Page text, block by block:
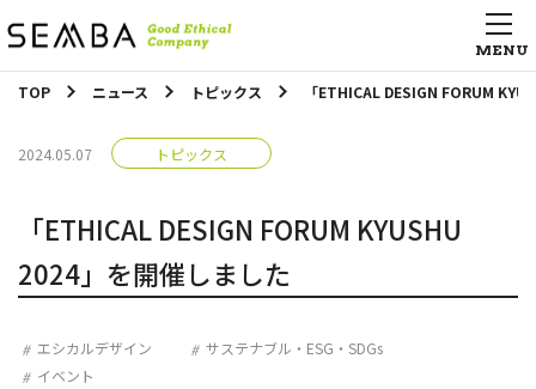
TOP ニュース トピックス 「ETHICAL DESIGN FORUM
2024.05.07 トピックス
「ETHICAL DESIGN FORUM KYUSHU
2024」を開催しました
エシカルデザイン
サステナブル・ESG・SDGs
イベント